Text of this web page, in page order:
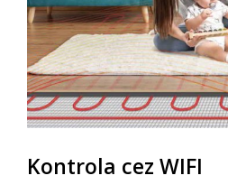
Kontrola cez WIFI